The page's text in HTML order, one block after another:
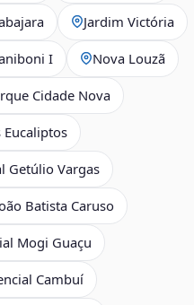
Jardim Victória
I Nova Louzã
Cidade Nova
Eucaliptos
Getúlio Vargas
Batista Caruso
Mogi Guaçu
Cambuí